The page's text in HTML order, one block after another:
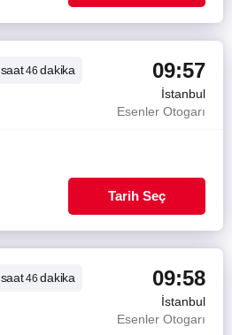
saat46dakika 09:57
İstanbul
Esenler Otogarı
Tarih Seç
saat46dakika 09:58
İstanbul
Esenler Otogarı